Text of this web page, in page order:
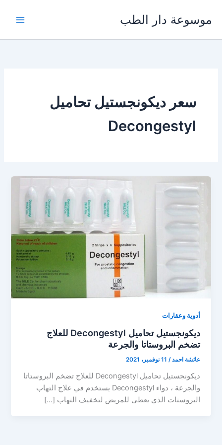
المحتوى
موسوعة دار الطب
سعر ديكونجستيل تحاميل
Decongestyl
أدوية وعقارات
ديكونجستيل تحاميل Decongestyl للعلاج
تضخم البروستاتا والجرعة
عائشة احمد/ 11 نوفمبر، 2021
ديكونجستيل تحاميل Decongestyl للعلاج تضخم البروستاتا
والجرعة ، دواء Decongestyl يستخدم في علاج التهاب
البروستات الذي يعطى للمريض لتخفيف التهاب […]